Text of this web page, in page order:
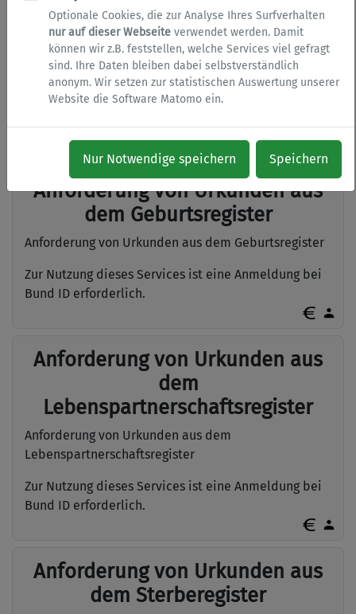
Optionale Cookies, die zur Analyse Ihres Surfverhalten
nur auf dieser Webseite verwendet werden. Damit
können wir z.B. feststellen, welche Services viel gefragt
sind. Ihre Daten bleiben dabei selbstverständlich
anonym. Wir setzen zur statistischen Auswertung unserer
Website die Software Matomo ein.
Nur Notwendige speichern Speichern
Anforderung von Urkunden aus
dem Eheregister
Anforderung von Urkunden aus dem Eheregister
Zur Nutzung dieses Services ist eine Anmeldung bei
Bund ID erforderlich.
Anforderung von Urkunden aus
dem Geburtsregister
Anforderung von Urkunden aus dem Geburtsregister
Zur Nutzung dieses Services ist eine Anmeldung bei
Bund ID erforderlich.
Anforderung von Urkunden aus
dem
Lebenspartnerschaftsregister
Anforderung von Urkunden aus dem
Lebenspartnerschaftsregister
Zur Nutzung dieses Services ist eine Anmeldung bei
Bund ID erforderlich.
Anforderung von Urkunden aus
dem Sterberegister